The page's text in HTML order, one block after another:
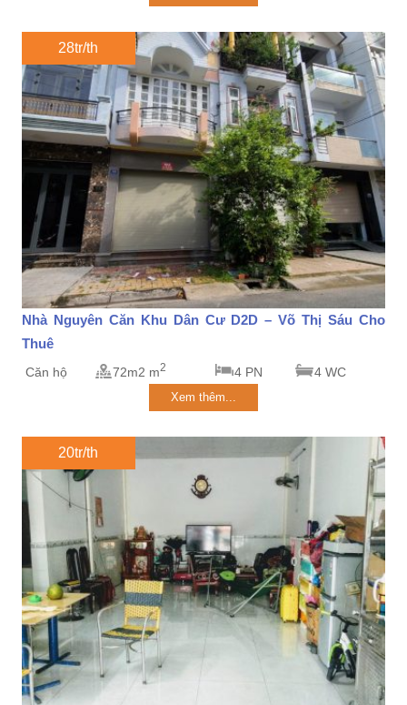
28tr/th
Nhà Nguyên Căn Khu Dân Cư D2D – Võ Thị Sáu Cho
Thuê
Căn hộ 72m2 m2 4 PN 4 WC
Xem thêm...
20tr/th